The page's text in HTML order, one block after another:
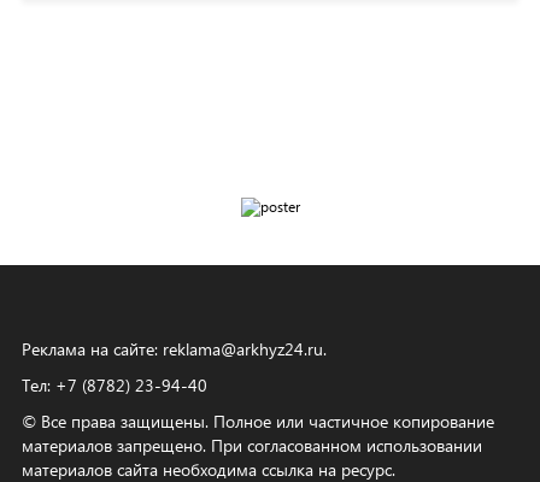
Реклама на сайте: reklama@arkhyz24.ru.
Тел: +7 (8782) 23‑94‑40
© Все права защищены. Полное или частичное копирование
материалов запрещено. При согласованном использовании
материалов сайта необходима ссылка на ресурс.